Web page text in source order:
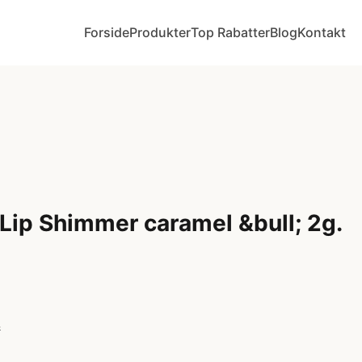
ForsideProdukterTop RabatterBlogKontakt
Shimmer caramel &bull; 2g.